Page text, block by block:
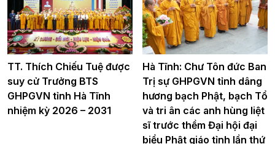
TT. Thích Chiếu Tuệ được
suy cử Trưởng BTS
GHPGVN tỉnh Hà Tĩnh
nhiệm kỳ 2026 – 2031
Hà Tĩnh: Chư Tôn đức Ban
Trị sự GHPGVN tỉnh dâng
hương bạch Phật, bạch Tổ
và tri ân các anh hùng liệt
sĩ trước thềm Đại hội đại
biểu Phật giáo tỉnh lần thứ